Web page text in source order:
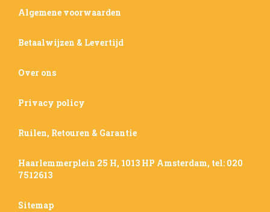
Algemene voorwaarden
Betaalwijzen & Levertijd
Over ons
Privacy policy
Ruilen, Retouren & Garantie
Haarlemmerplein 25 H, 1013 HP Amsterdam, tel: 020
7512613
Sitemap